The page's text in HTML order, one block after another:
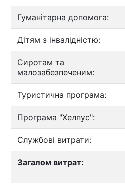
Гуманітарна допомога:
Дітям з інвалідністю:
Сиротам та
малозабезпеченим:
Туристична програма:
Програма "Хелпус":
Службові витрати:
Загалом витрат: